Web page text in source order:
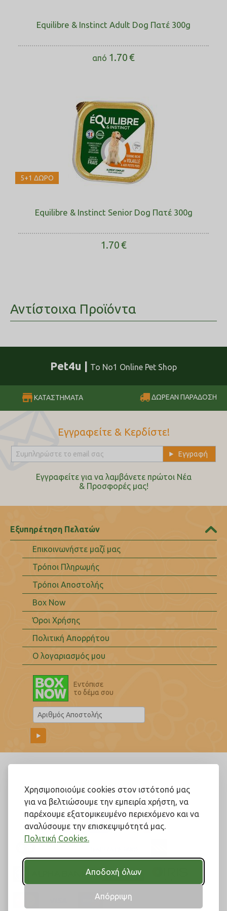
Χρησιμοποιούμε cookies στον ιστότοπό μας
για να βελτιώσουμε την εμπειρία χρήστη, να
παρέχουμε εξατομικευμένο περιεχόμενο και να
αναλύσουμε την επισκεψιμότητά μας.
Πολιτική Cookies.
Αποδοχή όλων
Απόρριψη
Equilibre & Instinct Adult Dog Πατέ 300g
από 1.70€
5+1 ΔΩΡΟ
Equilibre & Instinct Senior Dog Πατέ 300g
1.70€
Αντίστοιχα Προϊόντα
Pet4u | Το No1 Online Pet Shop
ΚΑΤΑΣΤΗΜΑΤΑ ΔΩΡΕΑΝ ΠΑΡΑΔΟΣΗ
Εγγραφείτε & Κερδίστε!
Εγγραφείτε για να λαμβάνετε πρώτοι Nέα
& Προσφορές μας!
Εξυπηρέτηση Πελατών
Επικοινωνήστε μαζί μας
Τρόποι Πληρωμής
Τρόποι Αποστολής
Box Now
Όροι Χρήσης
Πολιτική Απορρήτου
Ο λογαριασμός μου
Εντόπισε
το δέμα σου
Ακολουθήστε μας!